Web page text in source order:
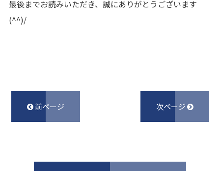
最後までお読みいただき、誠にありがとうございます
(^^)/
前ページ 次ページ